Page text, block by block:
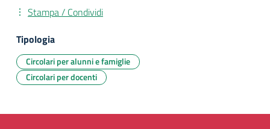
Stampa / Condividi
Tipologia
Circolari per alunni e famiglie
Circolari per docenti